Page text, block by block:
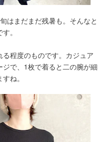
はまだまだ残暑も。そんなと
。
程度のものです。カジュア
で、1枚で着ると二の腕が細
ね。